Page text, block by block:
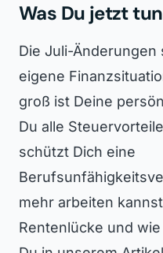
Was Du jetzt
Die Juli-Änderungen
eigene
groß ist Deine
Du alle
schützt Dich eine
mehr arbeiten
Rentenlücke und